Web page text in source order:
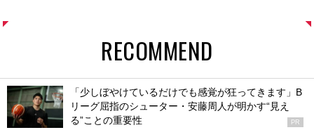
RECOMMEND
「少しぼやけているだけでも感覚が狂ってきます」B
リーグ屈指のシューター・安藤周人が明かす“見え
る”ことの重要性
PR